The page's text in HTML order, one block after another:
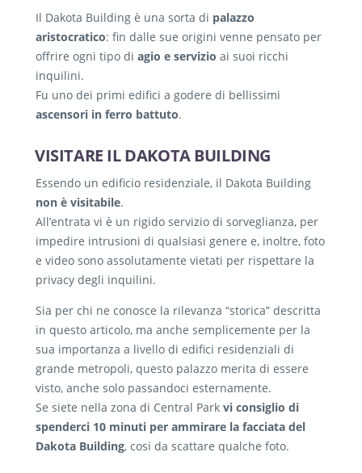
Il Dakota Building è una sorta di palazzo
aristocratico: fin dalle sue origini venne pensato per
offrire ogni tipo di agio e servizio ai suoi ricchi
inquilini.
Fu uno dei primi edifici a godere di bellissimi
ascensori in ferro battuto.
VISITARE IL DAKOTA BUILDING
Essendo un edificio residenziale, il Dakota Building
non è visitabile.
All’entrata vi è un rigido servizio di sorveglianza, per
impedire intrusioni di qualsiasi genere e, inoltre, foto
e video sono assolutamente vietati per rispettare la
privacy degli inquilini.
Sia per chi ne conosce la rilevanza “storica” descritta
in questo articolo, ma anche semplicemente per la
sua importanza a livello di edifici residenziali di
grande metropoli, questo palazzo merita di essere
visto, anche solo passandoci esternamente.
Se siete nella zona di Central Park vi consiglio di
spenderci 10 minuti per ammirare la facciata del
Dakota Building, cosi da scattare qualche foto.